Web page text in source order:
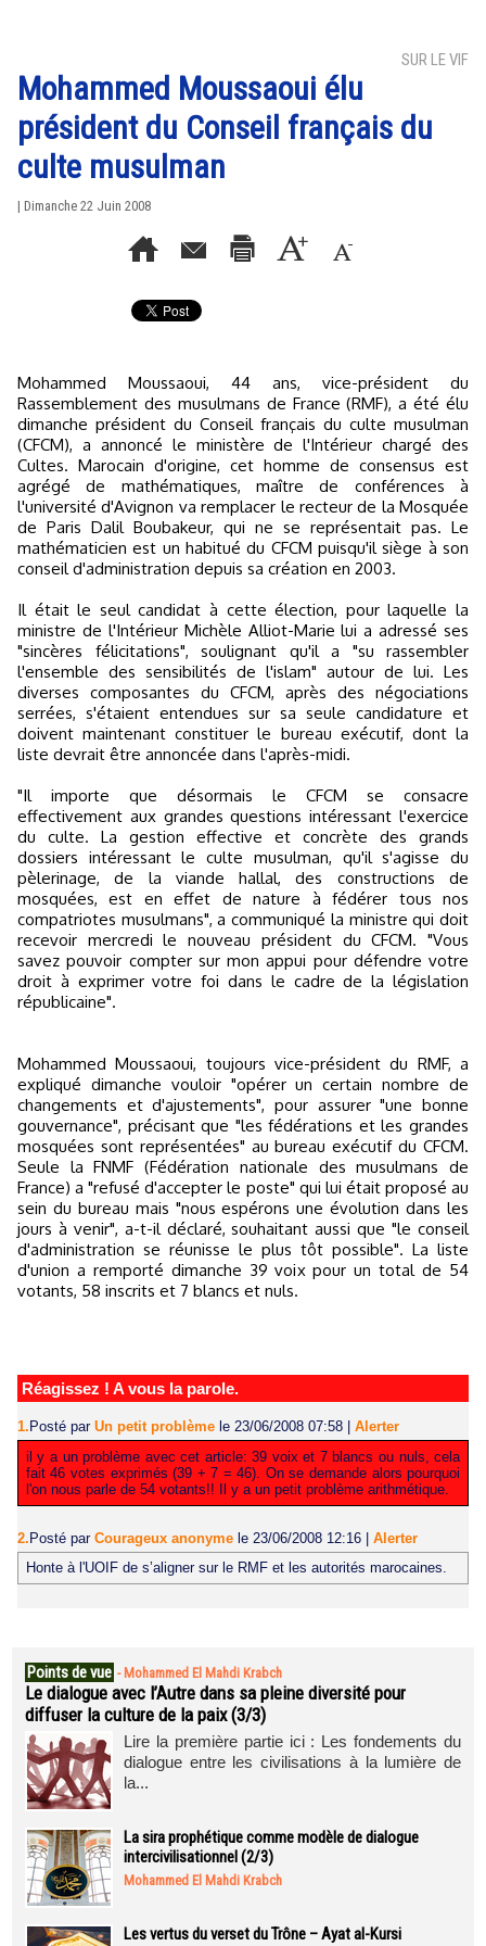
SUR LE VIF
Mohammed Moussaoui élu
président du Conseil français du
culte musulman
| Dimanche 22 Juin 2008
Mohammed Moussaoui, 44 ans, vice-président du
Rassemblement des musulmans de France (RMF), a été élu
dimanche président du Conseil français du culte musulman
(CFCM), a annoncé le ministère de l'Intérieur chargé des
Cultes. Marocain d'origine, cet homme de consensus est
agrégé de mathématiques, maître de conférences à
l'université d'Avignon va remplacer le recteur de la Mosquée
de Paris Dalil Boubakeur, qui ne se représentait pas. Le
mathématicien est un habitué du CFCM puisqu'il siège à son
conseil d'administration depuis sa création en 2003.
Il était le seul candidat à cette élection, pour laquelle la
ministre de l'Intérieur Michèle Alliot-Marie lui a adressé ses
"sincères félicitations", soulignant qu'il a "su rassembler
l'ensemble des sensibilités de l'islam" autour de lui. Les
diverses composantes du CFCM, après des négociations
serrées, s'étaient entendues sur sa seule candidature et
doivent maintenant constituer le bureau exécutif, dont la
liste devrait être annoncée dans l'après-midi.
"Il importe que désormais le CFCM se consacre
effectivement aux grandes questions intéressant l'exercice
du culte. La gestion effective et concrète des grands
dossiers intéressant le culte musulman, qu'il s'agisse du
pèlerinage, de la viande hallal, des constructions de
mosquées, est en effet de nature à fédérer tous nos
compatriotes musulmans", a communiqué la ministre qui doit
recevoir mercredi le nouveau président du CFCM. "Vous
savez pouvoir compter sur mon appui pour défendre votre
droit à exprimer votre foi dans le cadre de la législation
républicaine".
Mohammed Moussaoui, toujours vice-président du RMF, a
expliqué dimanche vouloir "opérer un certain nombre de
changements et d'ajustements", pour assurer "une bonne
gouvernance", précisant que "les fédérations et les grandes
mosquées sont représentées" au bureau exécutif du CFCM.
Seule la FNMF (Fédération nationale des musulmans de
France) a "refusé d'accepter le poste" qui lui était proposé au
sein du bureau mais "nous espérons une évolution dans les
jours à venir", a-t-il déclaré, souhaitant aussi que "le conseil
d'administration se réunisse le plus tôt possible". La liste
d'union a remporté dimanche 39 voix pour un total de 54
votants, 58 inscrits et 7 blancs et nuls.
Réagissez ! A vous la parole.
1. Posté par Un petit problème le 23/06/2008 07:58
Alerter
il y a un problème avec cet article: 39 voix et 7 blancs ou nuls, cela
fait 46 votes exprimés (39 + 7 = 46). On se demande alors pourquoi
l'on nous parle de 54 votants!! Il y a un petit problème arithmétique.
2.Posté par Courageux anonyme le 23/06/2008 12:16 | Alerter
Honte à l'UOIF de s’aligner sur le RMF et les autorités marocaines.
Points de vue - Mohammed El Mahdi Krabch
Le dialogue avec l’Autre dans sa pleine diversité pour
diffuser la culture de la paix (3/3)
Lire la première partie ici : Les fondements du
dialogue entre les civilisations à la lumière de
la...
La sira prophétique comme modèle de dialogue
intercivilisationnel (2/3)
Mohammed El Mahdi Krabch
Les vertus du verset du Trône – Ayat al-Kursi